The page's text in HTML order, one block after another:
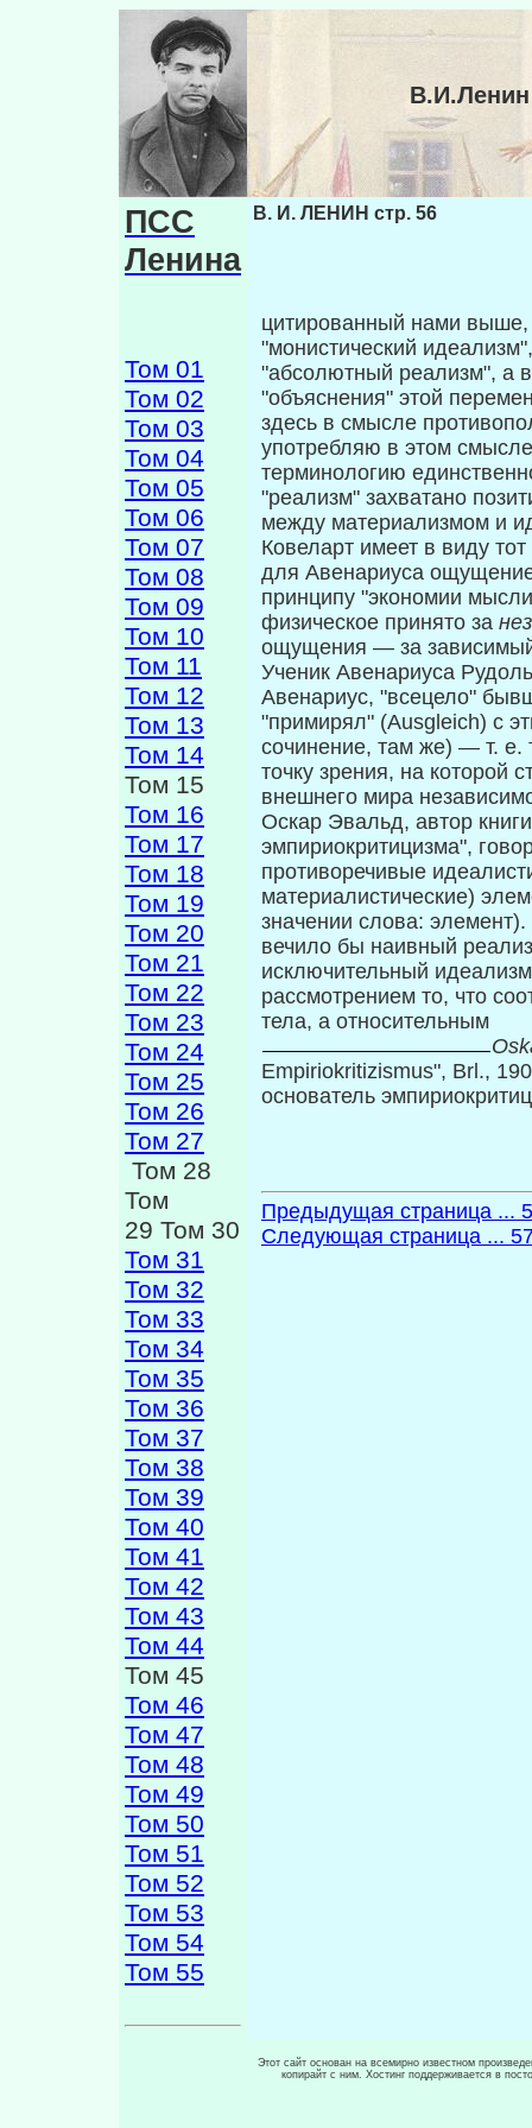
ПСС
Ленина
Том 01
Том 02
Том 03
Том 04
Том 05
Том 06
Том 07
Том 08
Том 09
Том 10
Том 11
Том 12
Том 13
Том 14
Том 15
Том 16
Том 17
Том 18
Том 19
Том 20
Том 21
Том 22
Том 23
Том 24
Том 25
Том 26
Том 27
Том 28
Том
29 Том 30
Том 31
Том 32
Том 33
Том 34
Том 35
Том 36
Том 37
Том 38
Том 39
Том 40
Том 41
Том 42
Том 43
Том 44
Том 45
Том 46
Том 47
Том 48
Том 49
Том 50
Том 51
Том 52
Том 53
Том 54
Том 55
В. И. ЛЕНИН стр. 56
цитированный нами
"монистический
"абсолютный реализм", а
"объяснения" этой
здесь в смысле
употребляю в этом
терминологию
"реализм" захватано
между материализ­мом и
Ковеларт имеет в виду
для Авенариуса
принципу "экономии
физическое принято за
ощущения — за
Ученик Авенариуса
Авенариус, "все­цело"
"примирял" (Ausgleich) с
сочинение, там же) — т. е.
точку зрения, на которой
внешнего мира
Оскар Эвальд, автор
эмпириокритицизма",
противоречивые
материалистические)
значении слова:
вечило бы наивный
исключитель­ный
рассмотрением то, что
тела, а относительным
Empiriokritizismus", Brl.,
основатель
Предыдущая страница ...
Следующая страница ...
Этот сайт основан на всемирно известном
копирайт с ним. Хостинг поддерживается в